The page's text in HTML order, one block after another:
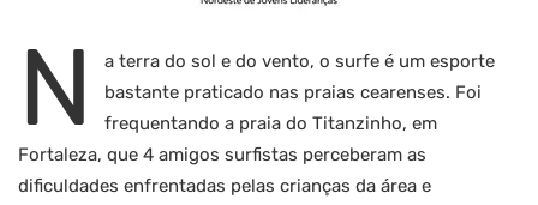
N
a terra do sol e do vento, o surfe é um esporte
bastante praticado nas praias cearenses. Foi
frequentando a praia do Titanzinho, em
Fortaleza, que 4 amigos surfistas perceberam as
dificuldades enfrentadas pelas crianças da área e